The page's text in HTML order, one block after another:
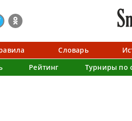
Словарь
Рейтинг Турниры по